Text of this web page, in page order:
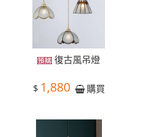
復古風吊燈
$ 1,880 購買